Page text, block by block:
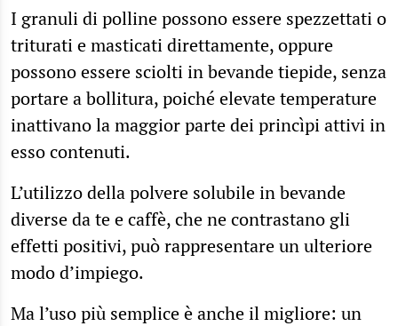
I granuli di polline possono essere spezzettati o
triturati e masticati direttamente, oppure
possono essere sciolti in bevande tiepide, senza
portare a bollitura, poiché elevate temperature
inattivano la maggior parte dei princìpi attivi in
esso contenuti.
L’utilizzo della polvere solubile in bevande
diverse da te e caffè, che ne contrastano gli
effetti positivi, può rappresentare un ulteriore
modo d’impiego.
Ma l’uso più semplice è anche il migliore: un